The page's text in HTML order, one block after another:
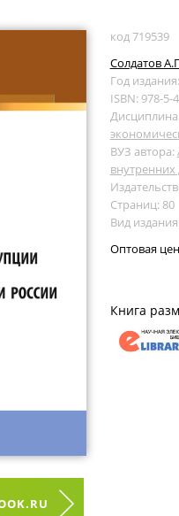
код 719539
Солдатов
Год
ISBN: 978-5-
ВУЗ автора:
Страниц: 80
Вид
Оптовая
Книга